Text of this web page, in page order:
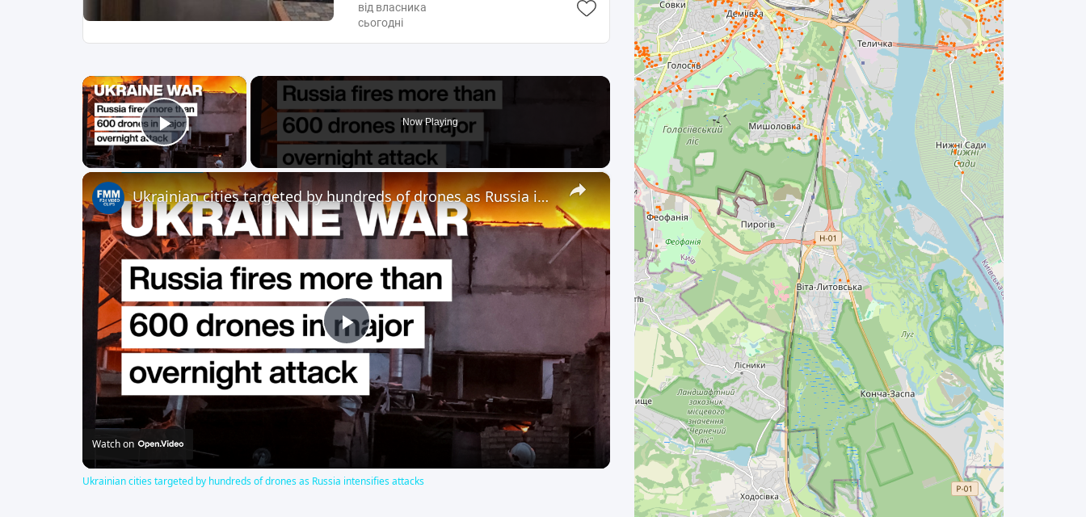
Попова, 17. Загальна площа квартири
75 кв. м. 5500 грн/місяць. Без
посередників. Фото реальні,
від власника
сьогодні
×
Play Video
Now Playing
×
Play
Video
Ukrainian cities targeted by hundreds of drones as Russia intensifies attacks
Watch on
Ukrainian cities targeted by hundreds of drones as Russia intensifies attacks